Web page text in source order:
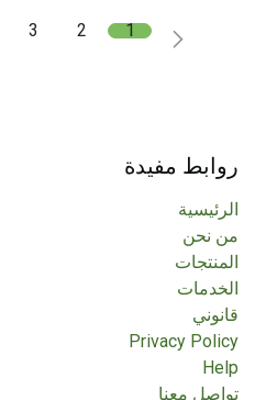
1
2
3
روابط مفيدة
الرئيسية
من نحن
المنتجات
الخدمات
قانوني
Privacy Policy
Help
تواصل معنا